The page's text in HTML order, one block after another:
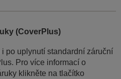
(CoverPlus)
po uplynutí standardní záruční
Pro více informací o
klikněte na tlačítko